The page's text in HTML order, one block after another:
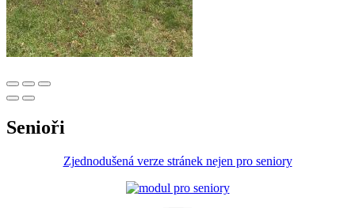
Senioři
Zjednodušená verze stránek nejen pro seniory